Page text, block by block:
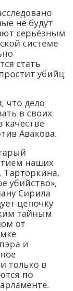
не будут
серьёзным
системе
стать
убийц
что дело
в своих
Авакова.
наших
Тарторкина,
убийство»,
Сирила
цепочку
тайным
от
и
только в
по